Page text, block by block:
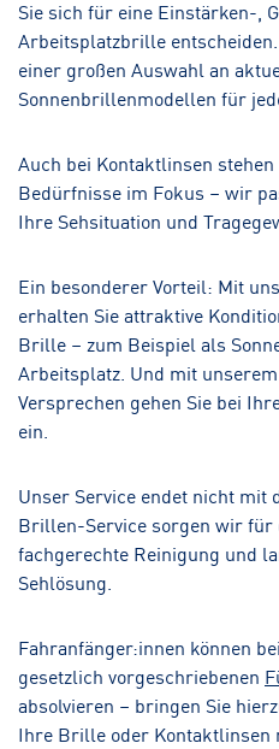
Sie sich für eine Einstärken-,
Arbeitsplatzbrille
einer großen Auswahl an
Sonnenbrillenmodellen für
Auch bei Kontaktlinsen
Bedürfnisse im Fokus – wir
Ihre Sehsituation und
Ein besonderer Vorteil: Mit
erhalten Sie attraktive
Brille – zum Beispiel als
Arbeitsplatz. Und mit
Versprechen gehen Sie bei
ein.
Unser Service endet nicht mit
Brillen-Service sorgen wir für
fachgerechte Reinigung und
Sehlösung.
Fahranfänger:innen können
gesetzlich vorgeschriebenen
absolvieren – bringen Sie
Ihre Brille oder Kontaktlinsen